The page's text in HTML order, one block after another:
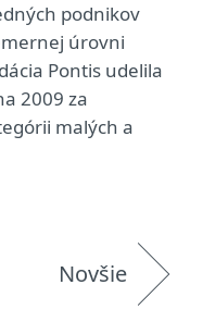
podnikov
úrovni
Pontis udelila
2009 za
malých a
Novšie